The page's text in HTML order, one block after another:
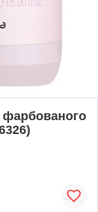
фарбованого